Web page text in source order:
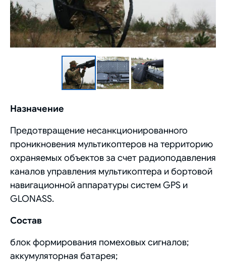
Назначение
Предотвращение несанкционированного
проникновения мультикоптеров на территорию
охраняемых объектов за счет радиоподавления
каналов управления мультикоптера и бортовой
навигационной аппаратуры систем GPS и
GLONASS.
Состав
блок формирования помеховых сигналов;
аккумуляторная батарея;